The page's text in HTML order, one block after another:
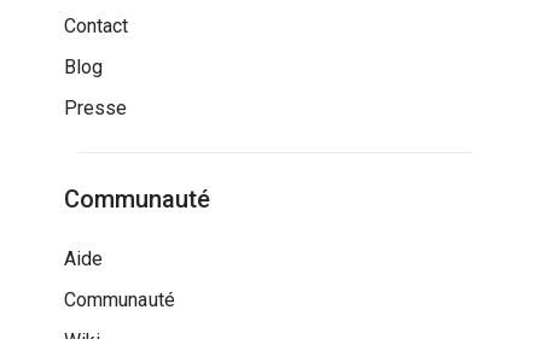
Contact
Blog
Presse
Communauté
Aide
Communauté